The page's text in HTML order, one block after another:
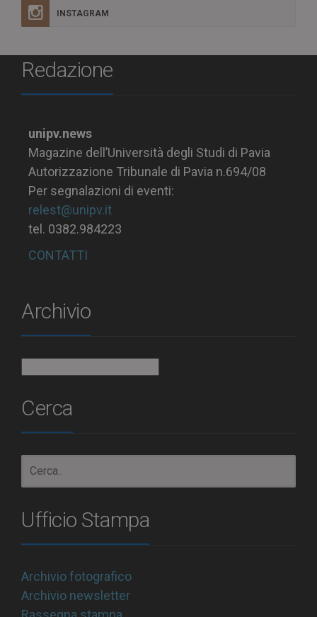
INSTAGRAM
Redazione
unipv.news
Magazine dell’Università degli Studi di Pavia
Autorizzazione Tribunale di Pavia n.694/08
Per segnalazioni di eventi:
relest@unipv.it
tel. 0382.984223
CONTATTI
Archivio
Cerca
Ufficio Stampa
Archivio fotografico
Archivio newsletter